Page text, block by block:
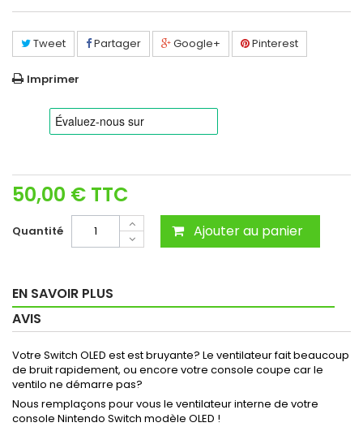
Tweet Partager Google+ Pinterest
Imprimer
50,00 € TTC
Quantité Ajouter au panier
EN SAVOIR PLUS
AVIS
Votre Switch OLED est est bruyante? Le ventilateur fait beaucoup
de bruit rapidement, ou encore votre console coupe car le
ventilo ne démarre pas?
Nous remplaçons pour vous le ventilateur interne de votre
console Nintendo Switch modèle OLED !